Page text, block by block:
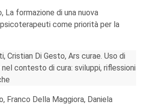
La formazione di una nuova
come priorità per la
Cristian Di Gesto, Ars curae. Uso di
nel contesto di cura: sviluppi, riflessioni
Franco Della Maggiora, Daniela